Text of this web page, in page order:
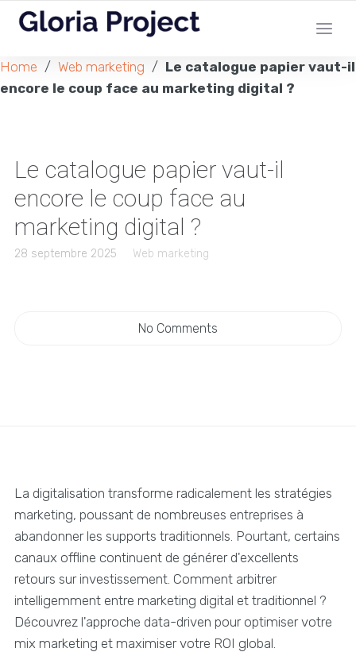
Home / Web marketing / Le catalogue papier vaut-il
encore le coup face au marketing digital ?
Le catalogue papier vaut-il
encore le coup face au
marketing digital ?
28 septembre 2025 Web marketing
No Comments
La digitalisation transforme radicalement les stratégies
marketing, poussant de nombreuses entreprises à
abandonner les supports traditionnels. Pourtant, certains
canaux offline continuent de générer d'excellents
retours sur investissement. Comment arbitrer
intelligemment entre marketing digital et traditionnel ?
Découvrez l'approche data-driven pour optimiser votre
mix marketing et maximiser votre ROI global.